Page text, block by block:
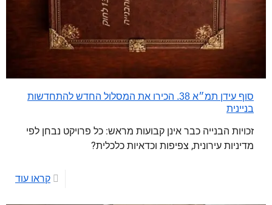
סוף עידן תמ״א 38. הכירו את המסלול החדש להתחדשות
בניינית
זכויות הבנייה כבר אינן קבועות מראש: כל פרויקט נבחן לפי
מדיניות עירונית, צפיפות וכדאיות כלכלית?
קראו עוד